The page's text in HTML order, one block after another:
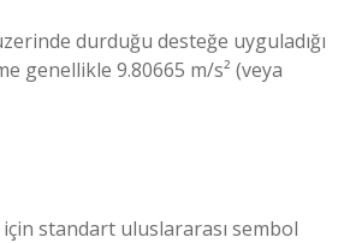
durduğu desteğe uyguladığı
genellikle 9.80665 m/s² (veya
standart uluslararası sembol